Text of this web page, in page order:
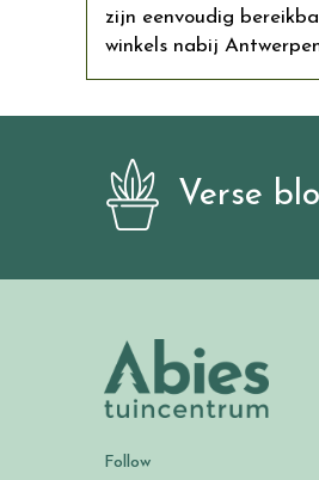
zijn eenvoudig
winkels nabij
Verse
Follow